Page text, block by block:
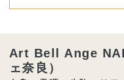
Art Bell Ange
ェ奈良）